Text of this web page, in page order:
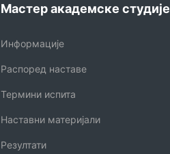
Мастер академске студије
Информације
Распоред наставе
Термини испита
Наставни материјали
Резултати